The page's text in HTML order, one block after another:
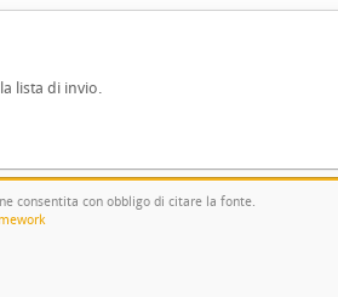
lista di invio.
consentita con obbligo di citare la fonte.